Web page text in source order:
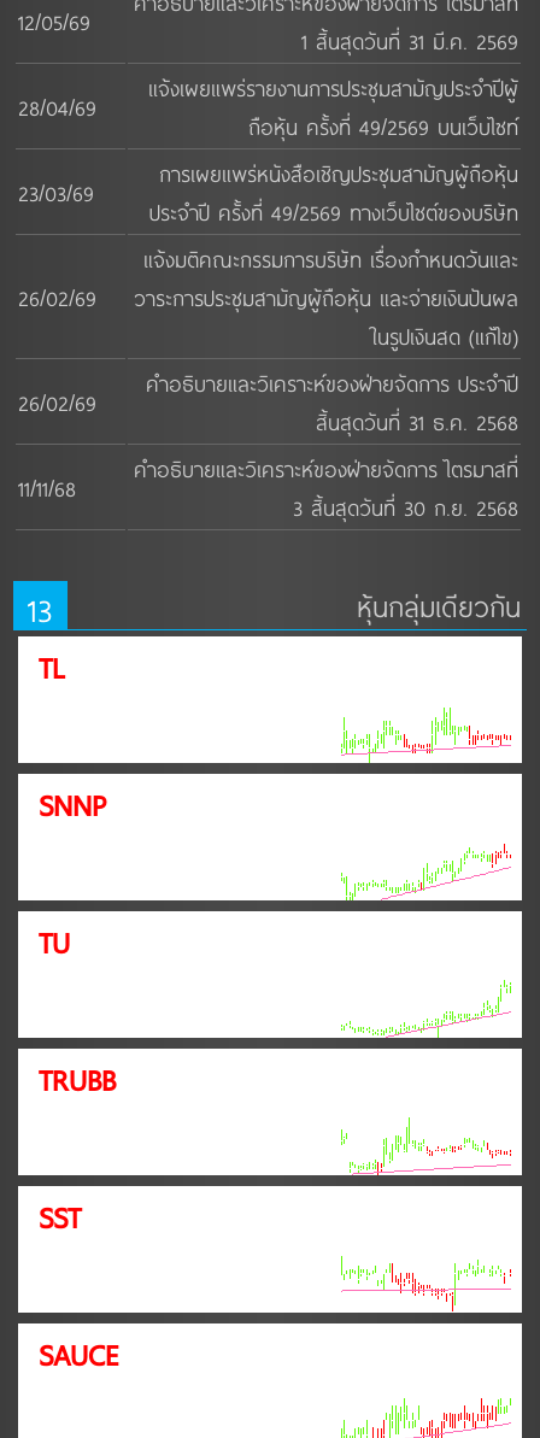
12/05/69
1 สิ้นสุดวันที่ 31 มี.ค. 2569
28/04/69
แจ้งเผยแพร่รายงานการประชุมสามัญประจำปีผู้
ถือหุ้น ครั้งที่ 49/2569 บนเว็บไซท์
23/03/69
การเผยแพร่หนังสือเชิญประชุมสามัญผู้ถือหุ้น
ประจำปี ครั้งที่ 49/2569 ทางเว็บไซต์ของบริษัท
26/02/69
แจ้งมติคณะกรรมการบริษัท เรื่องกำหนดวันและ
วาระการประชุมสามัญผู้ถือหุ้น และจ่ายเงินปันผล
ในรูปเงินสด (แก้ไข)
26/02/69
คำอธิบายและวิเคราะห์ของฝ่ายจัดการ ประจำปี
สิ้นสุดวันที่ 31 ธ.ค. 2568
11/11/68
คำอธิบายและวิเคราะห์ของฝ่ายจัดการ ไตรมาสที่
3 สิ้นสุดวันที่ 30 ก.ย. 2568
13 หุ้นกลุ่มเดียวกัน
TL
SNNP
TU
TRUBB
SST
SAUCE